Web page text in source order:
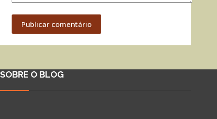
Publicar comentário
SOBRE O BLOG